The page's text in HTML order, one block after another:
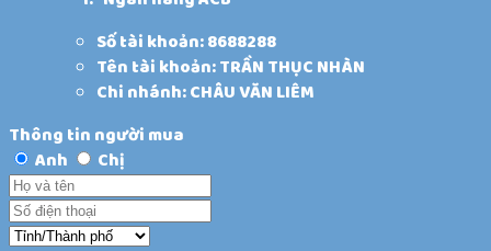
Số tài khoản: 8688288
Tên tài khoản: TRẦN THỤC NHÀN
Chi nhánh: CHÂU VĂN LIÊM
Thông tin người mua
Anh
Chị